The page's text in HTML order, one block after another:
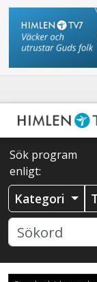
Sök program
enligt:
Kategori